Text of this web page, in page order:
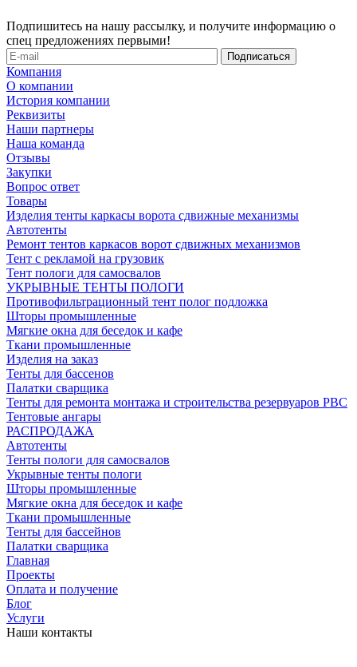
Подпишитесь на нашу рассылку, и получите информацию о
спец предложениях первыми!
Компания
О компании
История компании
Реквизиты
Наши партнеры
Наша команда
Отзывы
Закупки
Вопрос ответ
Товары
Изделия тенты каркасы ворота сдвижные механизмы
Автотенты
Ремонт тентов каркасов ворот сдвижных механизмов
Тент с рекламой на грузовик
Тент пологи для самосвалов
УКРЫВНЫЕ ТЕНТЫ ПОЛОГИ
Противофильтрационный тент полог подложка
Шторы промышленные
Мягкие окна для беседок и кафе
Ткани промышленные
Изделия на заказ
Тенты для бассенов
Палатки сварщика
Тенты для ремонта монтажа и строительства резервуаров РВС
Тентовые ангары
РАСПРОДАЖА
Автотенты
Тенты пологи для самосвалов
Укрывные тенты пологи
Шторы промышленные
Мягкие окна для беседок и кафе
Ткани промышленные
Тенты для бассейнов
Палатки сварщика
Главная
Проекты
Оплата и получение
Блог
Услуги
Наши контакты